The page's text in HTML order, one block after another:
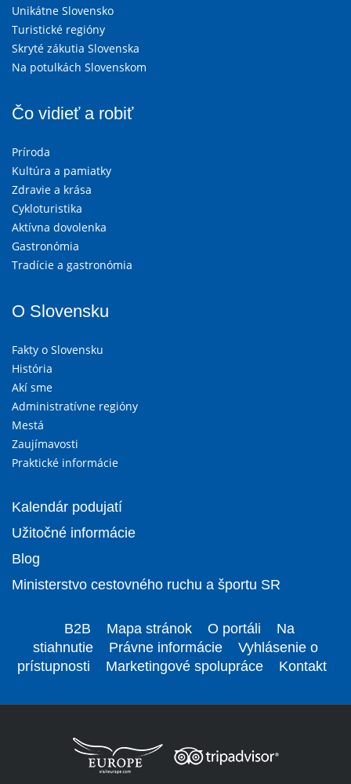
Unikátne Slovensko
Turistické regióny
Skryté zákutia Slovenska
Na potulkách Slovenskom
Čo vidieť a robiť
Príroda
Kultúra a pamiatky
Zdravie a krása
Cykloturistika
Aktívna dovolenka
Gastronómia
Tradície a gastronómia
O Slovensku
Fakty o Slovensku
História
Akí sme
Administratívne regióny
Mestá
Zaujímavosti
Praktické informácie
Kalendár podujatí
Užitočné informácie
Blog
Ministerstvo cestovného ruchu a športu SR
B2B Mapa stránok O portáli
Na
stiahnutie
Právne informácie
Vyhlásenie o
prístupnosti
Marketingové spolupráce Kontakt